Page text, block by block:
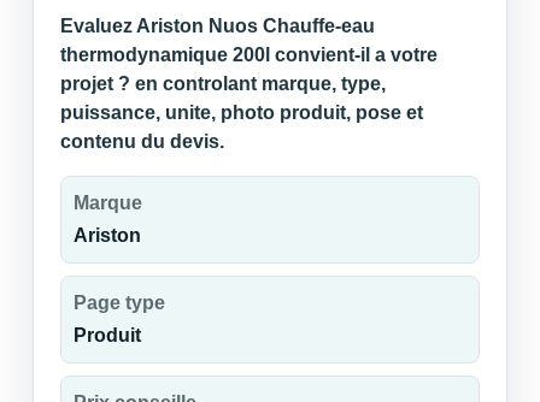
Evaluez Ariston Nuos Chauffe-eau
thermodynamique 200l convient-il a votre
projet ? en controlant marque, type,
puissance, unite, photo produit, pose et
contenu du devis.
Marque
Ariston
Page type
Produit